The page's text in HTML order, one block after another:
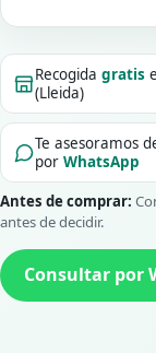
Recogidagratis
(Lleida)
Te asesoramos
porWhatsApp
Antes de comprar:
antes de decidir.
Consultar por